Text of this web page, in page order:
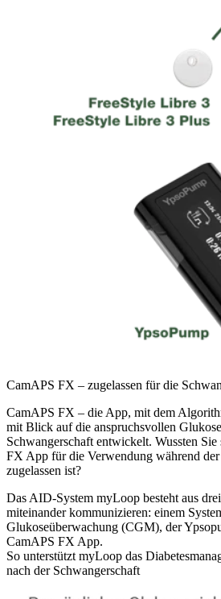
CamAPS FX – zugelassen für die
CamAPS FX – die App, mit dem
mit Blick auf die anspruchsvollen
Schwangerschaft entwickelt. Wussten
FX App für die Verwendung während
zugelassen ist?
Das AID-System myLoop besteht aus
miteinander kommunizieren: einem
Glukoseüberwachung (CGM), der
CamAPS FX App.
So unterstützt myLoop das
nach der Schwangerschaft